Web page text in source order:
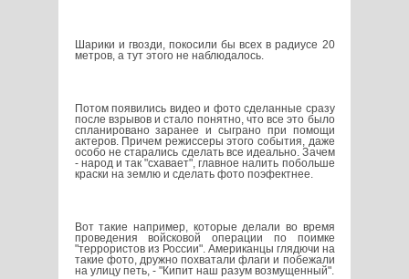
Шарики и гвозди, покосили бы всех в радиусе 20
метров, а тут этого не наблюдалось.
Потом появились видео и фото сделанные сразу
после взрывов и стало понятно, что все это было
спланировано заранее и сыграно при помощи
актеров. Причем режиссеры этого события, даже
особо не старались сделать все идеально. Зачем
- народ и так "схавает", главное налить побольше
краски на землю и сделать фото поэфектнее.
Вот такие например, которые делали во время
проведения войсковой операции по поимке
"террористов из России". Американцы глядючи на
такие фото, дружно похватали флаги и побежали
на улицу петь, - "Кипит наш разум возмущенный".